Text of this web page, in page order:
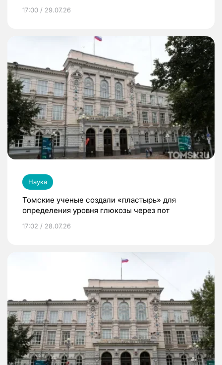
17:00 / 29.07.26
Наука
Томские ученые создали «пластырь» для
определения уровня глюкозы через пот
17:02 / 28.07.26